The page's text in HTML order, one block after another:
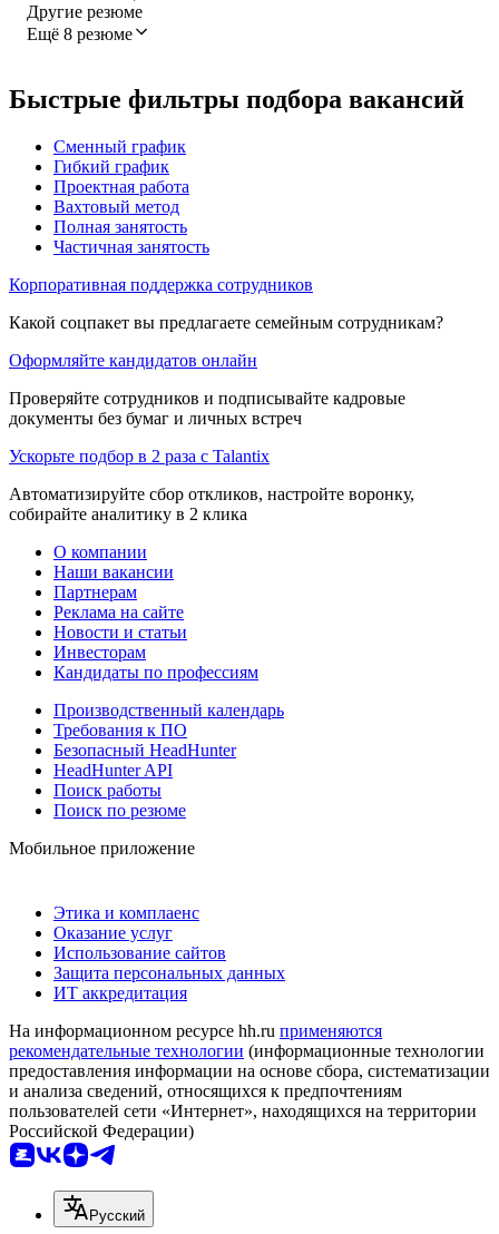
Другие резюме
Ещё 8 резюме
Быстрые фильтры подбора вакансий
Сменный график
Гибкий график
Проектная работа
Вахтовый метод
Полная занятость
Частичная занятость
Корпоративная поддержка сотрудников
Какой соцпакет вы предлагаете семейным сотрудникам?
Оформляйте кандидатов онлайн
Проверяйте сотрудников и подписывайте кадровые
документы без бумаг и личных встреч
Ускорьте подбор в 2 раза с Talantix
Автоматизируйте сбор откликов, настройте воронку,
собирайте аналитику в 2 клика
О компании
Наши вакансии
Партнерам
Реклама на сайте
Новости и статьи
Инвесторам
Кандидаты по профессиям
Производственный календарь
Требования к ПО
Безопасный HeadHunter
HeadHunter API
Поиск работы
Поиск по резюме
Мобильное приложение
Этика и комплаенс
Оказание услуг
Использование сайтов
Защита персональных данных
ИТ аккредитация
На информационном ресурсе hh.ru применяются
рекомендательные технологии (информационные технологии
предоставления информации на основе сбора, систематизации
и анализа сведений, относящихся к предпочтениям
пользователей сети «Интернет», находящихся на территории
Российской Федерации)
Русский